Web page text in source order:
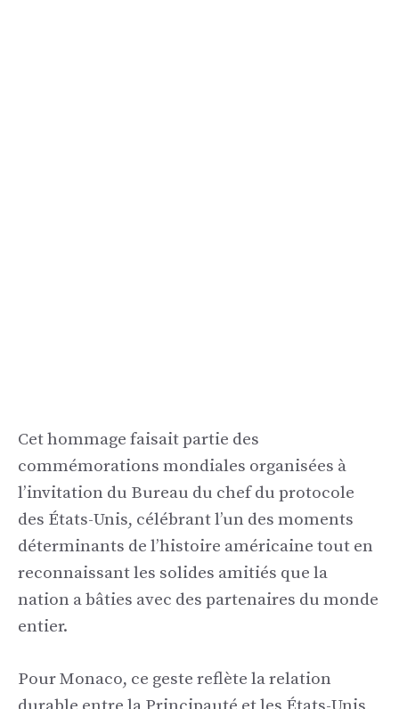
Cet hommage faisait partie des
commémorations mondiales organisées à
l’invitation du Bureau du chef du protocole
des États-Unis, célébrant l’un des moments
déterminants de l’histoire américaine tout en
reconnaissant les solides amitiés que la
nation a bâties avec des partenaires du monde
entier.
Pour Monaco, ce geste reflète la relation